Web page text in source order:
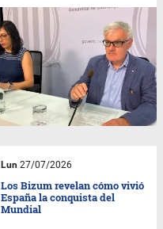
Lun 27/07/2026
Los Bizum revelan cómo vivió
España la conquista del
Mundial